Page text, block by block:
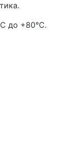
до +80°C.